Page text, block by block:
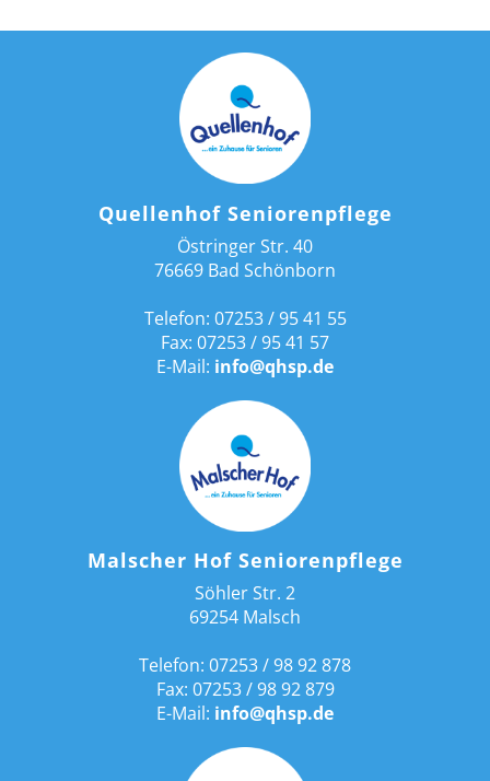
Quellenhof Seniorenpflege
Östringer Str. 40
76669 Bad Schönborn
Telefon: 07253 / 95 41 55
Fax: 07253 / 95 41 57
E-Mail: info@qhsp.de
Malscher Hof Seniorenpflege
Söhler Str. 2
69254 Malsch
Telefon: 07253 / 98 92 878
Fax: 07253 / 98 92 879
E-Mail: info@qhsp.de